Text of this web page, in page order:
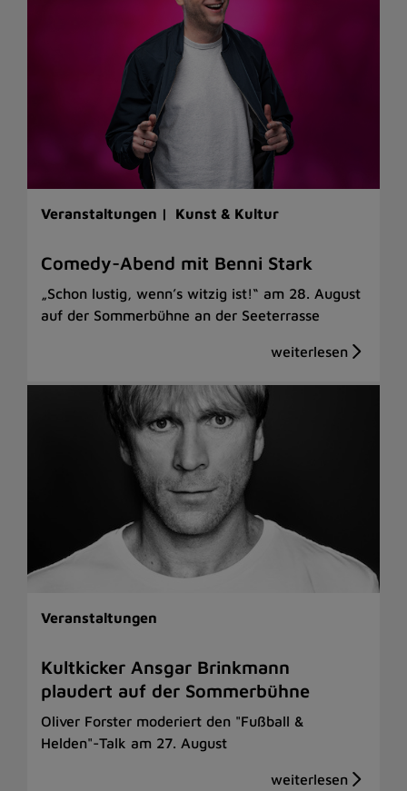
Veranstaltungen | Kunst & Kultur
Comedy-Abend mit Benni Stark
„Schon lustig, wenn’s witzig ist!“ am 28. August
auf der Sommerbühne an der Seeterrasse
Veranstaltungen
Kultkicker Ansgar Brinkmann
plaudert auf der Sommerbühne
Oliver Forster moderiert den "Fußball &
Helden"-Talk am 27. August